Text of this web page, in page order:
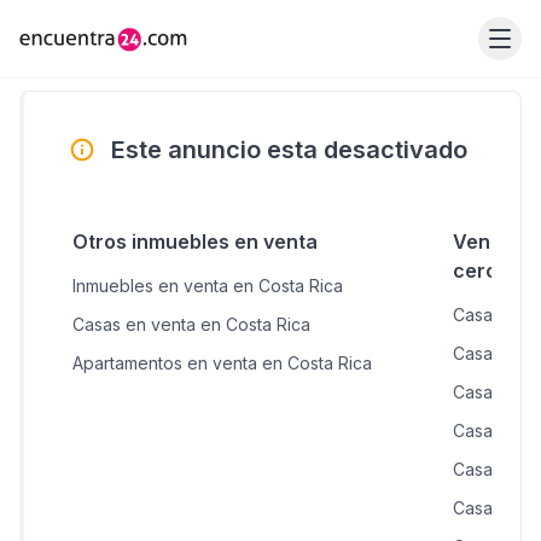
Este anuncio esta desactivado
Otros inmuebles en venta
Inmuebles en venta en Costa Rica
Casas en venta en Costa Rica
Apartamentos en venta en Costa Rica
Venta
Casas en
Casas en
Casas en
Casas en
Casas en
Casas en